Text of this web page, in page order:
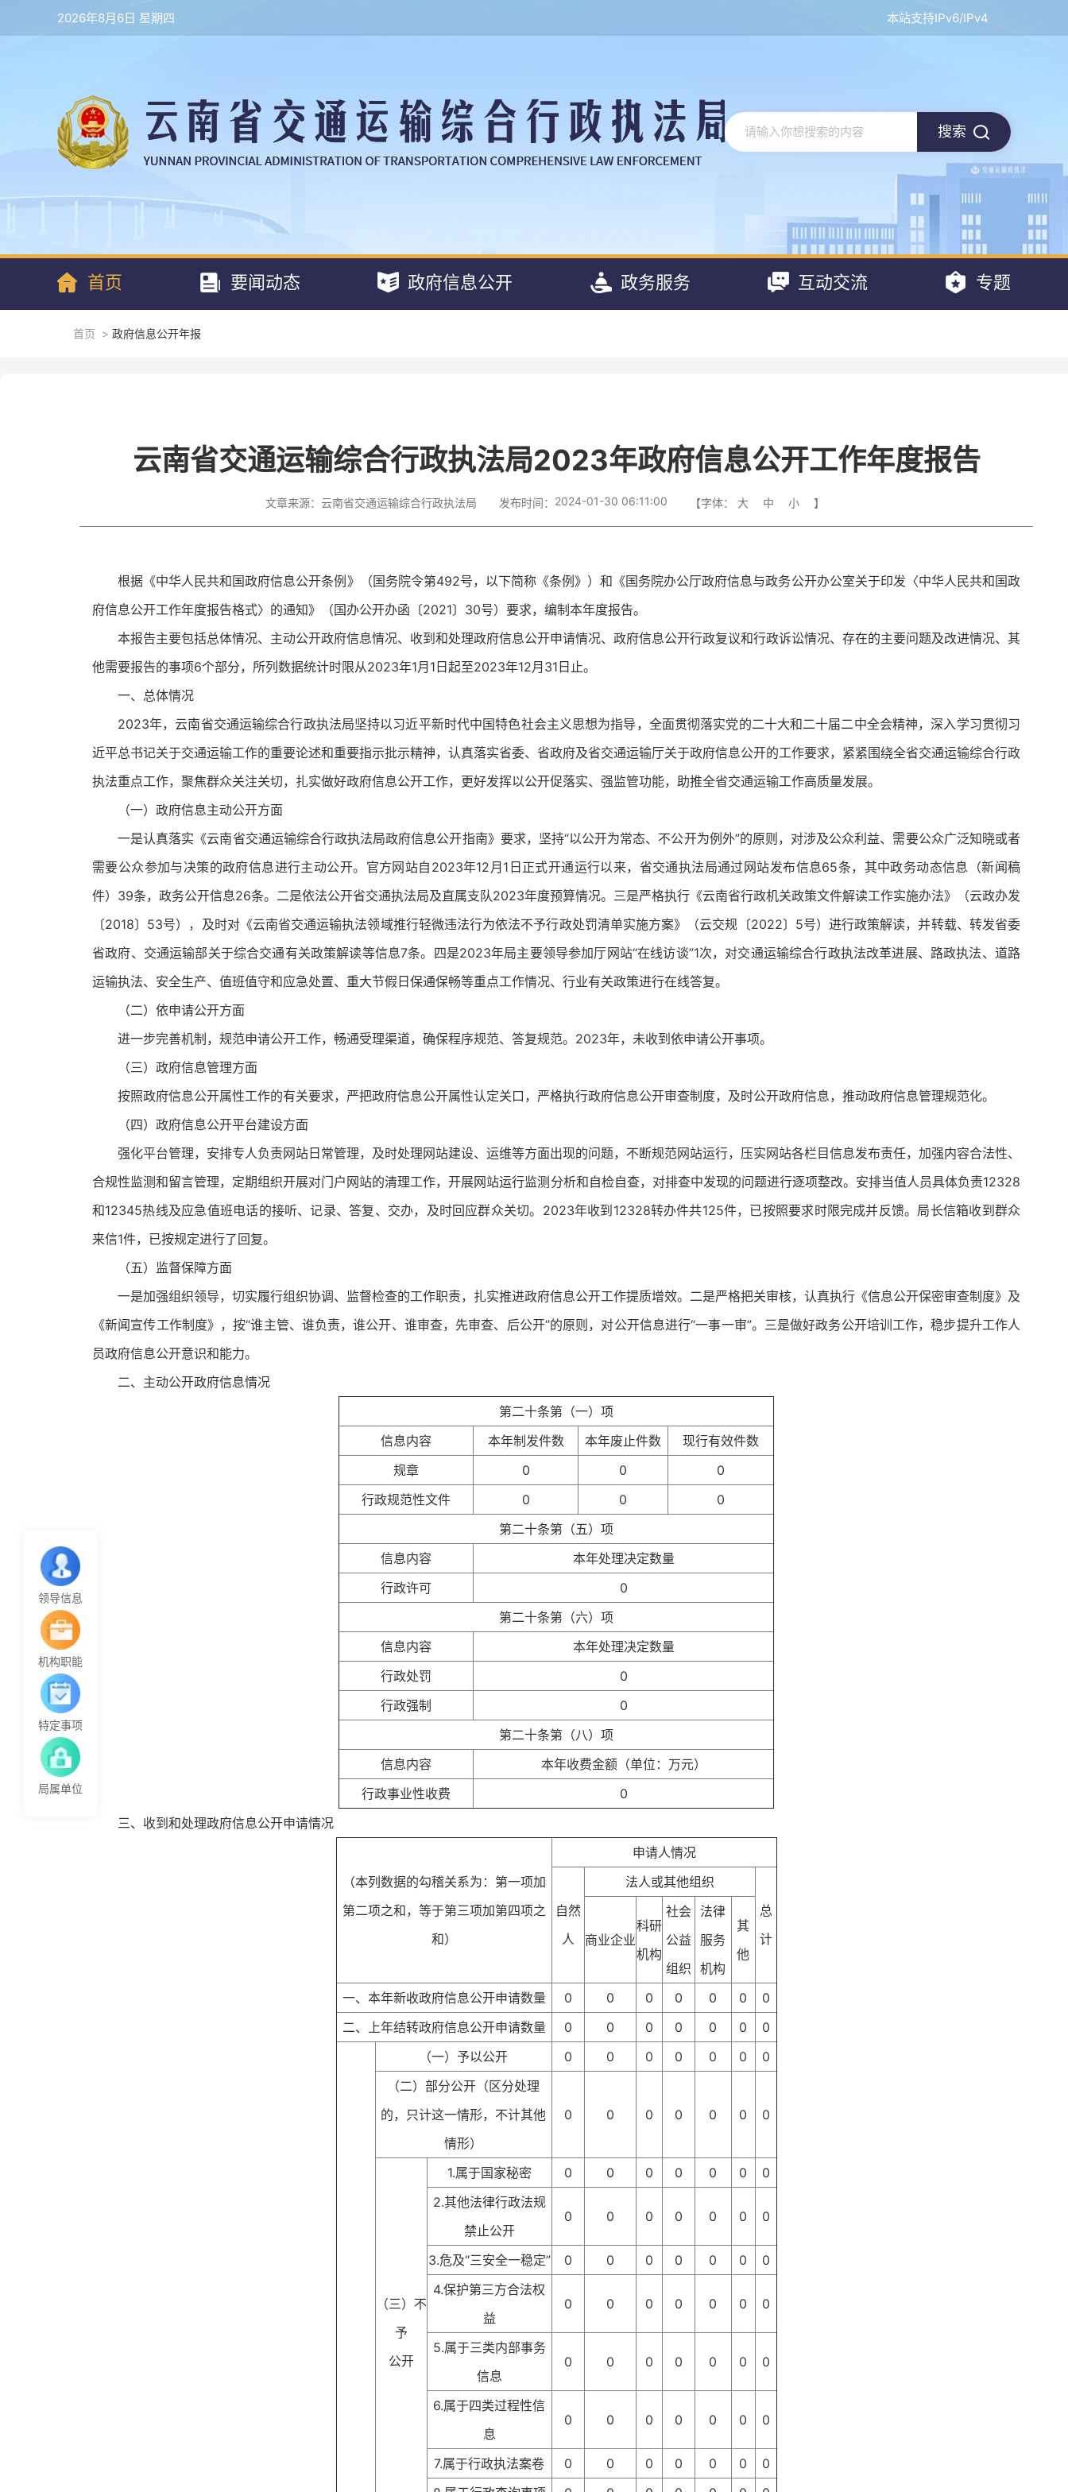
本站支持IPv6/IPv4
2026年8月6日 星期四
搜索
首页 要闻动态 政府信息公开 政务服务 互动交流 专题
领导信息
机构职能
特定事项
局属单位
首页 > 政府信息公开年报
云南省交通运输综合行政执法局2023年政府信息公开工作年度报告
文章来源： 云南省交通运输综合行政执法局 发布时间： 2024-01-30 06:11:00 【字体： 大 中 小 】
根据《中华人民共和国政府信息公开条例》（国务院令第492号，以下简称《条例》）和《国务院办公厅政府信息与政务公开办公室关于印发〈中华人民共和国政
府信息公开工作年度报告格式〉的通知》（国办公开办函〔2021〕30号）要求，编制本年度报告。
本报告主要包括总体情况、主动公开政府信息情况、收到和处理政府信息公开申请情况、政府信息公开行政复议和行政诉讼情况、存在的主要问题及改进情况、其
他需要报告的事项6个部分，所列数据统计时限从2023年1月1日起至2023年12月31日止。
一、总体情况
2023年，云南省交通运输综合行政执法局坚持以习近平新时代中国特色社会主义思想为指导，全面贯彻落实党的二十大和二十届二中全会精神，深入学习贯彻习
近平总书记关于交通运输工作的重要论述和重要指示批示精神，认真落实省委、省政府及省交通运输厅关于政府信息公开的工作要求，紧紧围绕全省交通运输综合行政
执法重点工作，聚焦群众关注关切，扎实做好政府信息公开工作，更好发挥以公开促落实、强监管功能，助推全省交通运输工作高质量发展。
（一）政府信息主动公开方面
一是认真落实《云南省交通运输综合行政执法局政府信息公开指南》要求，坚持“以公开为常态、不公开为例外”的原则，对涉及公众利益、需要公众广泛知晓或者
需要公众参加与决策的政府信息进行主动公开。官方网站自2023年12月1日正式开通运行以来，省交通执法局通过网站发布信息65条，其中政务动态信息（新闻稿
件）39条，政务公开信息26条。二是依法公开省交通执法局及直属支队2023年度预算情况。三是严格执行《云南省行政机关政策文件解读工作实施办法》（云政办发
〔2018〕53号），及时对《云南省交通运输执法领域推行轻微违法行为依法不予行政处罚清单实施方案》（云交规〔2022〕5号）进行政策解读，并转载、转发省委
省政府、交通运输部关于综合交通有关政策解读等信息7条。四是2023年局主要领导参加厅网站“在线访谈”1次，对交通运输综合行政执法改革进展、路政执法、道路
运输执法、安全生产、值班值守和应急处置、重大节假日保通保畅等重点工作情况、行业有关政策进行在线答复。
（二）依申请公开方面
进一步完善机制，规范申请公开工作，畅通受理渠道，确保程序规范、答复规范。2023年，未收到依申请公开事项。
（三）政府信息管理方面
按照政府信息公开属性工作的有关要求，严把政府信息公开属性认定关口，严格执行政府信息公开审查制度，及时公开政府信息，推动政府信息管理规范化。
（四）政府信息公开平台建设方面
强化平台管理，安排专人负责网站日常管理，及时处理网站建设、运维等方面出现的问题，不断规范网站运行，压实网站各栏目信息发布责任，加强内容合法性、
合规性监测和留言管理，定期组织开展对门户网站的清理工作，开展网站运行监测分析和自检自查，对排查中发现的问题进行逐项整改。安排当值人员具体负责12328
和12345热线及应急值班电话的接听、记录、答复、交办，及时回应群众关切。2023年收到12328转办件共125件，已按照要求时限完成并反馈。局长信箱收到群众
来信1件，已按规定进行了回复。
（五）监督保障方面
一是加强组织领导，切实履行组织协调、监督检查的工作职责，扎实推进政府信息公开工作提质增效。二是严格把关审核，认真执行《信息公开保密审查制度》及
《新闻宣传工作制度》，按“谁主管、谁负责，谁公开、谁审查，先审查、后公开”的原则，对公开信息进行“一事一审”。三是做好政务公开培训工作，稳步提升工作人
员政府信息公开意识和能力。
二、主动公开政府信息情况
第二十条第（一）项
信息内容
本年制发件数 本年废止件数
现行有效件数
规章
0 0
0
行政规范性文件
0 0
0
第二十条第（五）项
信息内容
本年处理决定数量
行政许可
0
第二十条第（六）项
信息内容
本年处理决定数量
行政处罚
0
行政强制
0
第二十条第（八）项
信息内容
本年收费金额（单位：万元）
行政事业性收费
0
三、收到和处理政府信息公开申请情况
（本列数据的勾稽关系为：第一项加
第二项之和，等于第三项加第四项之
和）
申请人情况
自然
人
法人或其他组织
总
计
商业企业
科研
机构
社会
公益
组织
法律
服务
机构
其
他
一、本年新收政府信息公开申请数量 0 0 0 0 0 0
0
二、上年结转政府信息公开申请数量
0 0 0 0 0 0 0
（一）予以公开 0 0 0 0 0 0
0
（二）部分公开（区分处理
的，只计这一情形，不计其他
情形）
0 0 0 0 0 0 0
（三）不
予
公开
1.属于国家秘密 0 0 0 0 0 0
0
2.其他法律行政法规
禁止公开
0 0 0 0 0 0 0
3.危及“三安全一稳定” 0 0 0 0 0 0
0
4.保护第三方合法权
益
0 0 0 0 0 0 0
5.属于三类内部事务
信息
0 0 0 0 0 0 0
6.属于四类过程性信
息
0 0 0 0 0 0 0
7.属于行政执法案卷 0 0 0 0 0 0
0